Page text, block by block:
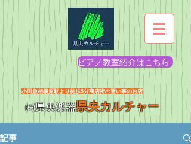
ピアノ教室紹介はこちら
​小田急相模原駅より徒歩5分商店街の習い事のお店
㈱県央楽器県央カルチャー
記事